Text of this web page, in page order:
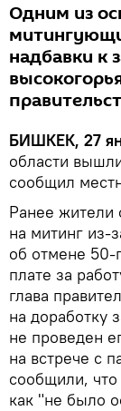
Одним из
надбавки к
БИШКЕК, 27
области
сообщил
Ранее жители
на митинг из-
об отмене 50-
плате за
глава
на доработку
не проведен
на встрече с
сообщили, что
как "не было